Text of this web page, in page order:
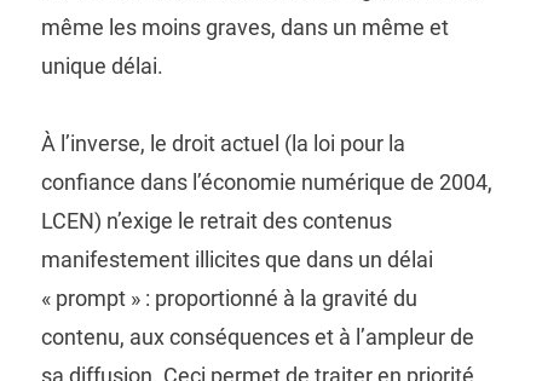
même les moins graves, dans un même et
unique délai.
À l’inverse, le droit actuel (la loi pour la
confiance dans l’économie numérique de 2004,
LCEN) n’exige le retrait des contenus
manifestement illicites que dans un délai
« prompt » : proportionné à la gravité du
contenu, aux conséquences et à l’ampleur de
sa diffusion. Ceci permet de traiter en priorité